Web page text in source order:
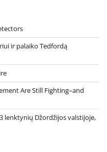
ir palaiko Tedfordą
Are Still Fighting–and
lenktynių Džordžijos valstijoje,